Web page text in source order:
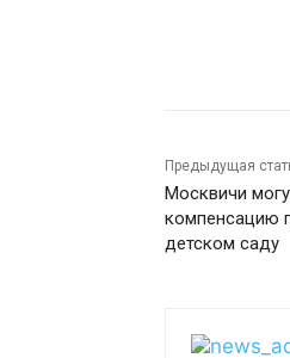
Предыдущая
Москвичи
компенсацию
детском саду